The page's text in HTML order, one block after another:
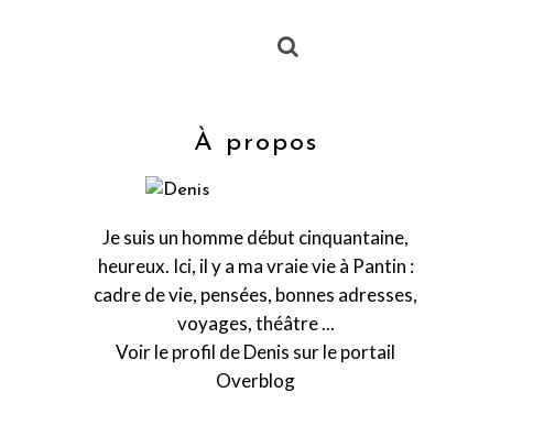
À propos
Je suis un homme début cinquantaine,
heureux. Ici, il y a ma vraie vie à Pantin :
cadre de vie, pensées, bonnes adresses,
voyages, théâtre ...
Voir le profil deDenis sur le portail
Overblog